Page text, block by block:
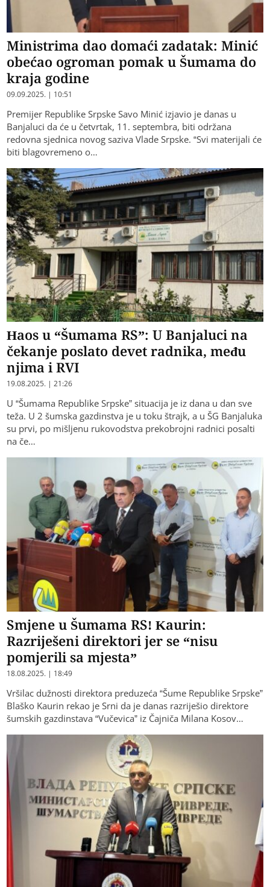
Ministrima dao domaći zadatak: Minić
obećao ogroman pomak u Šumama do
kraja godine
09.09.2025. | 10:51
Premijer Republike Srpske Savo Minić izjavio je danas u
Banjaluci da će u četvrtak, 11. septembra, biti održana
redovna sjednica novog saziva Vlade Srpske. “Svi materijali će
biti blagovremeno o…
Haos u “Šumama RS”: U Banjaluci na
čekanje poslato devet radnika, među
njima i RVI
19.08.2025. | 21:26
U “Šumama Republike Srpske” situacija je iz dana u dan sve
teža. U 2 šumska gazdinstva je u toku štrajk, a u ŠG Banjaluka
su prvi, po mišljenu rukovodstva prekobrojni radnici posalti
na če…
Smjene u Šumama RS! Kaurin:
Razriješeni direktori jer se “nisu
pomjerili sa mjesta”
18.08.2025. | 18:49
Vršilac dužnosti direktora preduzeća “Šume Republike Srpske”
Blaško Kaurin rekao je Srni da je danas razriješio direktore
šumskih gazdinstava “Vučevica” iz Čajniča Milana Kosov…